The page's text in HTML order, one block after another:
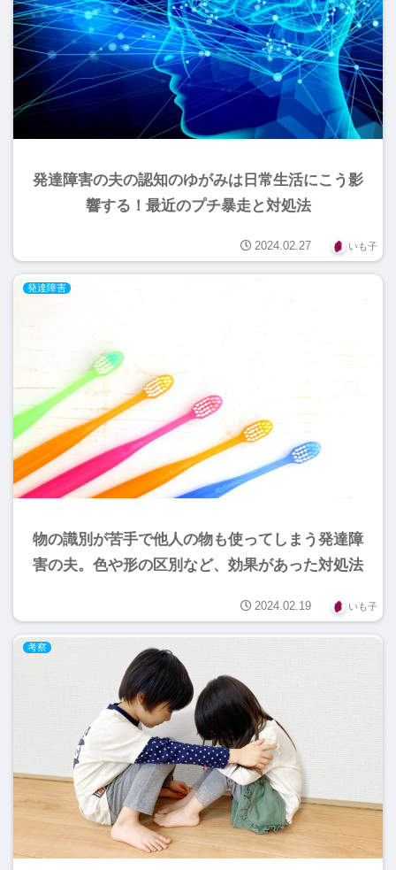
発達障害の夫の認知のゆがみは日常生活にこう影
響する！最近のプチ暴走と対処法
2024.02.27 いも子
発達障害
物の識別が苦手で他人の物も使ってしまう発達障
害の夫。色や形の区別など、効果があった対処法
2024.02.19 いも子
考察